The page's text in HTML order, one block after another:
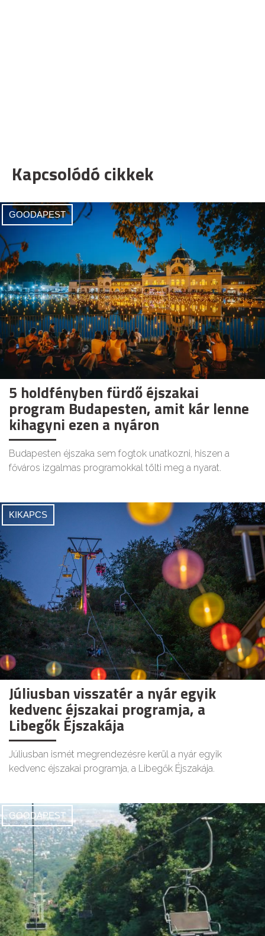
Kapcsolódó cikkek
GOODAPEST
5 holdfényben fürdő éjszakai
program Budapesten, amit kár lenne
kihagyni ezen a nyáron
Budapesten éjszaka sem fogtok unatkozni, hiszen a
főváros izgalmas programokkal tölti meg a nyarat.
KIKAPCS
Júliusban visszatér a nyár egyik
kedvenc éjszakai programja, a
Libegők Éjszakája
Júliusban ismét megrendezésre kerül a nyár egyik
kedvenc éjszakai programja, a Libegők Éjszakája.
GOODAPEST